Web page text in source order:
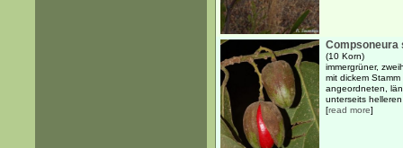
Compsoneura
(10 Korn)
immergrüner,
mit dickem
angeordneten,
unterseits
[read more]